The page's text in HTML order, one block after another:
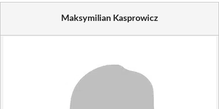
Maksymilian Kasprowicz